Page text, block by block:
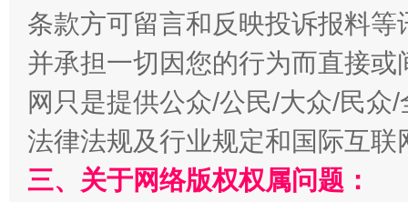
条款方可留言和反映投诉报料
并承担一切因您的行为而直接
网只是提供公众/公民/大众/民
法律法规及行业规定和国际互
三、关于网络版权权属问题：